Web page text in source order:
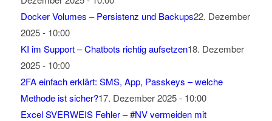
Docker Volumes – Persistenz und Backups22. Dezember
2025 - 10:00
KI im Support – Chatbots richtig aufsetzen18. Dezember
2025 - 10:00
2FA einfach erklärt: SMS, App, Passkeys – welche
Methode ist sicher?17. Dezember 2025 - 10:00
Excel SVERWEIS Fehler – #NV vermeiden mit